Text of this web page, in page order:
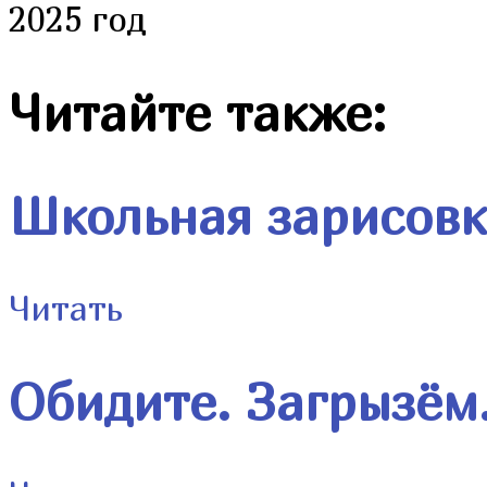
2025 год
Читайте также:
Школьная
Читать
Обидите.